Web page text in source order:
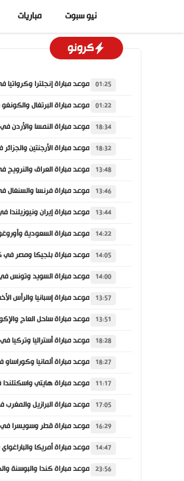
المحتوى
نيو سبوت مباريات
كرونو
01:25
01:22
18:34
18:32
13:48
13:46
13:44
14:22
14:05
14:00
13:57
13:51
18:28
18:27
11:17
17:05
16:29
14:47
23:56